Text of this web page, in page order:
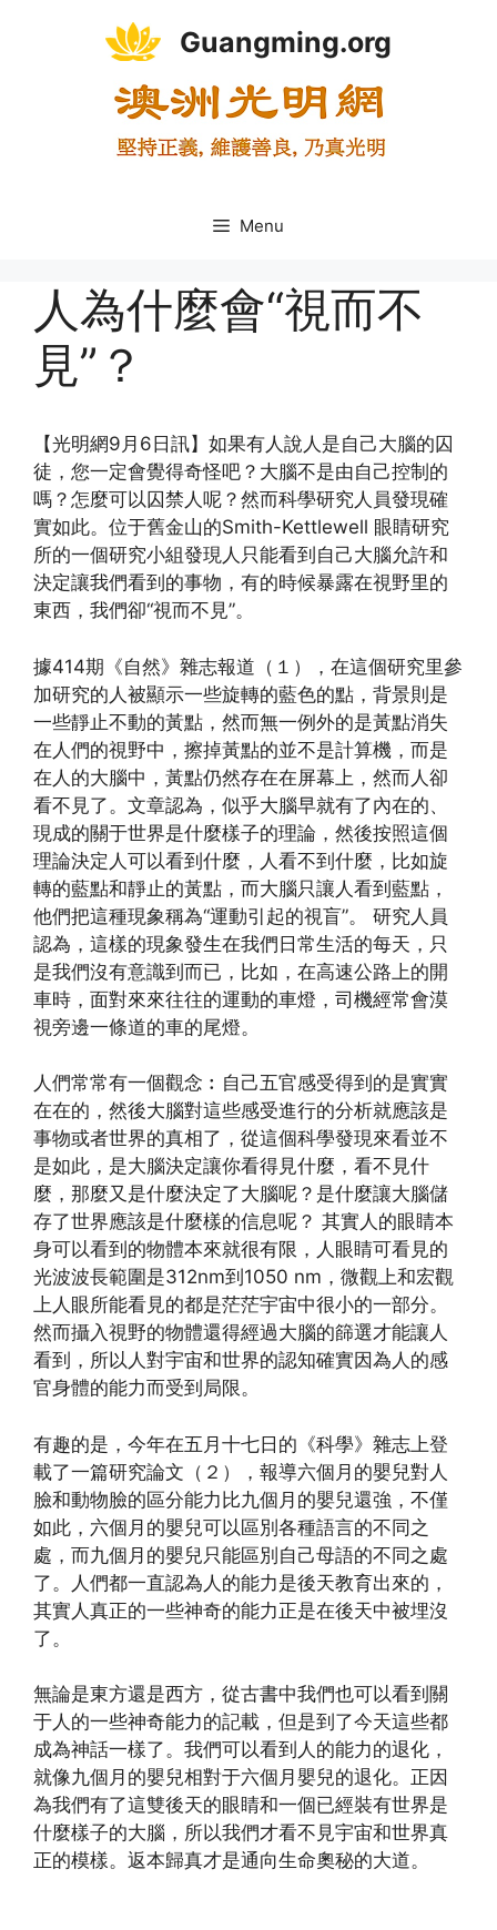
Guangming.org
Menu
人為什麼會“視而不
見”？
【光明網9月6日訊】如果有人說人是自己大腦的囚
徒，您一定會覺得奇怪吧？大腦不是由自己控制的
嗎？怎麼可以囚禁人呢？然而科學研究人員發現確
實如此。位于舊金山的Smith-Kettlewell 眼睛研究
所的一個研究小組發現人只能看到自己大腦允許和
決定讓我們看到的事物，有的時候暴露在視野里的
東西，我們卻“視而不見”。
據414期《自然》雜志報道（１），在這個研究里參
加研究的人被顯示一些旋轉的藍色的點，背景則是
一些靜止不動的黃點，然而無一例外的是黃點消失
在人們的視野中，擦掉黃點的並不是計算機，而是
在人的大腦中，黃點仍然存在在屏幕上，然而人卻
看不見了。文章認為，似乎大腦早就有了內在的、
現成的關于世界是什麼樣子的理論，然後按照這個
理論決定人可以看到什麼，人看不到什麼，比如旋
轉的藍點和靜止的黃點，而大腦只讓人看到藍點，
他們把這種現象稱為“運動引起的視盲”。 研究人員
認為，這樣的現象發生在我們日常生活的每天，只
是我們沒有意識到而已，比如，在高速公路上的開
車時，面對來來往往的運動的車燈，司機經常會漠
視旁邊一條道的車的尾燈。
人們常常有一個觀念︰自己五官感受得到的是實實
在在的，然後大腦對這些感受進行的分析就應該是
事物或者世界的真相了，從這個科學發現來看並不
是如此，是大腦決定讓你看得見什麼，看不見什
麼，那麼又是什麼決定了大腦呢？是什麼讓大腦儲
存了世界應該是什麼樣的信息呢？ 其實人的眼睛本
身可以看到的物體本來就很有限，人眼睛可看見的
光波波長範圍是312nm到1050 nm，微觀上和宏觀
上人眼所能看見的都是茫茫宇宙中很小的一部分。
然而攝入視野的物體還得經過大腦的篩選才能讓人
看到，所以人對宇宙和世界的認知確實因為人的感
官身體的能力而受到局限。
有趣的是，今年在五月十七日的《科學》雜志上登
載了一篇研究論文（２），報導六個月的嬰兒對人
臉和動物臉的區分能力比九個月的嬰兒還強，不僅
如此，六個月的嬰兒可以區別各種語言的不同之
處，而九個月的嬰兒只能區別自己母語的不同之處
了。人們都一直認為人的能力是後天教育出來的，
其實人真正的一些神奇的能力正是在後天中被埋沒
了。
無論是東方還是西方，從古書中我們也可以看到關
于人的一些神奇能力的記載，但是到了今天這些都
成為神話一樣了。我們可以看到人的能力的退化，
就像九個月的嬰兒相對于六個月嬰兒的退化。正因
為我們有了這雙後天的眼睛和一個已經裝有世界是
什麼樣子的大腦，所以我們才看不見宇宙和世界真
正的模樣。返本歸真才是通向生命奧秘的大道。